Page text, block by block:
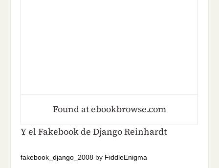
Found at ebookbrowse.com
Y el Fakebook de Django Reinhardt
fakebook_django_2008 by FiddleEnigma